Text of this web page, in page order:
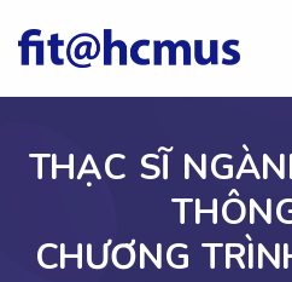
THẠC SĨ
CHƯƠNG